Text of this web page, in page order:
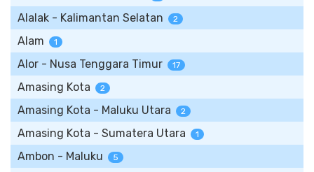
Alalak - Kalimantan Selatan 2
Alam 1
Alor - Nusa Tenggara Timur 17
Amasing Kota 2
Amasing Kota - Maluku Utara 2
Amasing Kota - Sumatera Utara 1
Ambon - Maluku 5